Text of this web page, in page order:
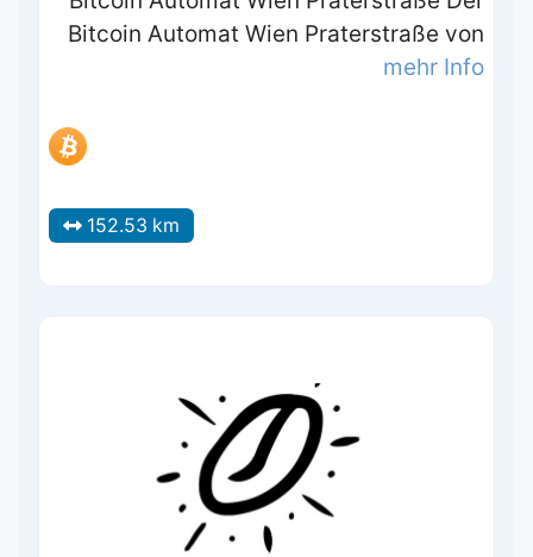
Bitcoin Automat Wien Praterstraße von
mehr Info
152.53 km